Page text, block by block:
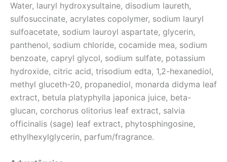
Water, lauryl hydroxysultaine, disodium laureth,
sulfosuccinate, acrylates copolymer, sodium lauryl
sulfoacetate, sodium lauroyl aspartate, glycerin,
panthenol, sodium chloride, cocamide mea, sodium
benzoate, capryl glycol, sodium sulfate, potassium
hydroxide, citric acid, trisodium edta, 1,2-hexanediol,
methyl gluceth-20, propanediol, monarda didyma leaf
extract, betula platyphylla japonica juice, beta-
glucan, corchorus olitorius leaf extract, salvia
officinalis (sage) leaf extract, phytosphingosine,
ethylhexylglycerin, parfum/fragrance.